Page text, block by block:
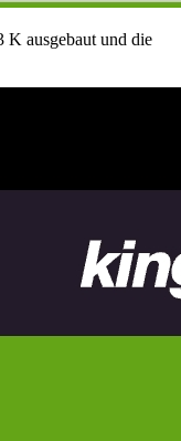
K ausgebaut und die